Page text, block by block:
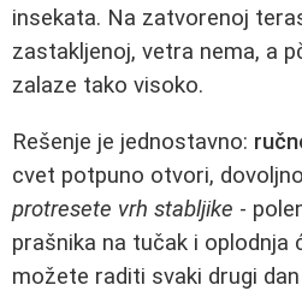
insekata. Na zatvorenoj
zastakljenoj, vetra nema, a
zalaze tako visoko.
Rešenje je jednostavno:
cvet potpuno otvori,
protresete vrh stabljike -
prašnika na tučak i oplodnja
možete raditi svaki drugi